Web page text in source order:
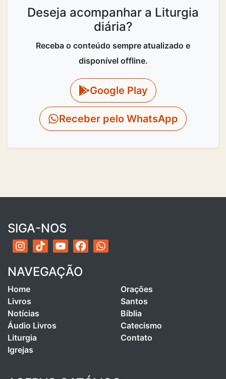
Deseja acompanhar a Liturgia
diária?
Receba o conteúdo sempre atualizado e
disponível offline.
Google Play
Receber pelo WhatsApp
SIGA-NOS
NAVEGAÇÃO
Home
Livros
Notícias
Áudio Livros
Liturgia
Igrejas
Orações
Santos
Bíblia
Catecismo
Contato